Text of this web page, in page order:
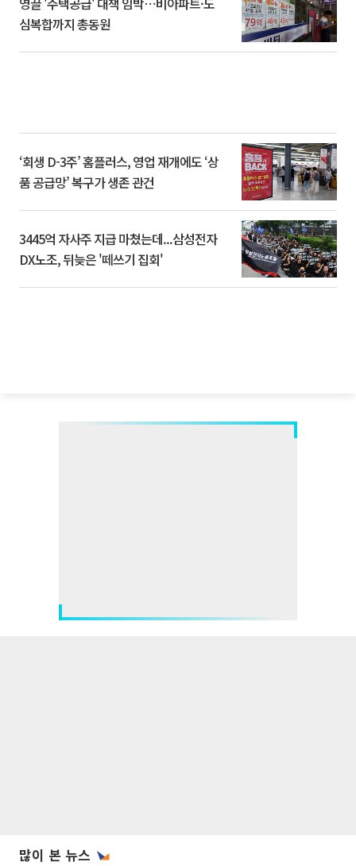
심복합까지 총동원
‘회생 D-3주’ 홈플러스, 영업 재개에도 ‘상
품 공급망’ 복구가 생존 관건
3445억 자사주 지급 마쳤는데...삼성전자
DX노조, 뒤늦은 '떼쓰기 집회'
많이 본 뉴스